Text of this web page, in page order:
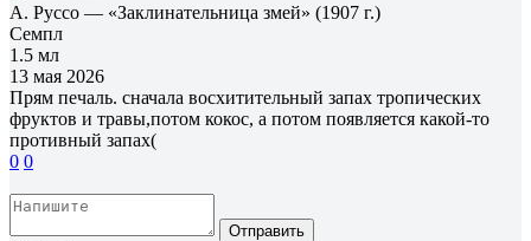
А. Руссо — «Заклинательница змей» (1907 г.)
Семпл
1.5 мл
13 мая 2026
Прям печаль. сначала восхитительный запах тропических
фруктов и травы,потом кокос, а потом появляется какой-то
противный запах(
0 0
Отправить